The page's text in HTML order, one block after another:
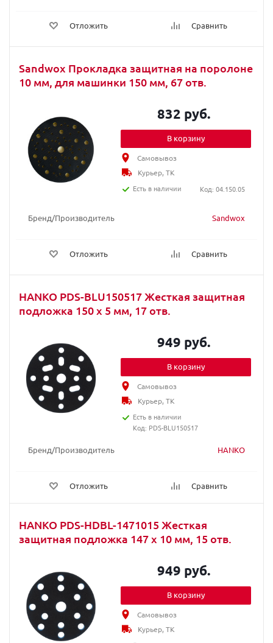
Отложить Сравнить
Sandwox Прокладка защитная на поролоне
10 мм, для машинки 150 мм, 67 отв.
Бренд/Производитель Sandwox
Отложить Сравнить
832 руб.
В корзину
Самовывоз
Курьер, ТК
Есть в наличии
Код: 04.150.05
HANKO PDS-BLU150517 Жесткая защитная
подложка 150 x 5 мм, 17 отв.
Бренд/Производитель HANKO
Отложить Сравнить
949 руб.
В корзину
Самовывоз
Курьер, ТК
Есть в наличии
Код: PDS-BLU150517
HANKO PDS-HDBL-1471015 Жесткая
защитная подложка 147 x 10 мм, 15 отв.
949 руб.
В корзину
Самовывоз
Курьер, ТК